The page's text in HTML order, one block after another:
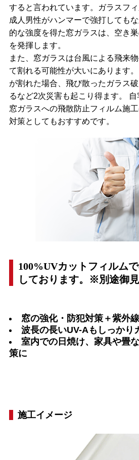
すると言われています。ガラスフィ
成人男性がハンマーで強打しても
的な強度を得た窓ガラスは、空き
を発揮します。
また、窓ガラスは台風による飛来
て割れる可能性が大いにあります
が割れた場合、飛び散ったガラス
るなど2次災害も起こり得ます。
窓ガラスへの飛散防止フィルム施
対策としてもおすすめです。
100%UVカットフィルム
しております。※別途御
窓の強化・防犯対策＋紫外
波長の長いUV-Aもしっかり
室内での日焼け、家具や畳
策に
施工イメージ